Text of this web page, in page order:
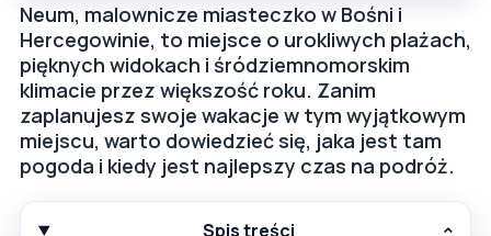
Neum, malownicze miasteczko w Bośni i
Hercegowinie, to miejsce o urokliwych plażach,
pięknych widokach i śródziemnomorskim
klimacie przez większość roku. Zanim
zaplanujesz swoje wakacje w tym wyjątkowym
miejscu, warto dowiedzieć się, jaka jest tam
pogoda i kiedy jest najlepszy czas na podróż.
Spis treści